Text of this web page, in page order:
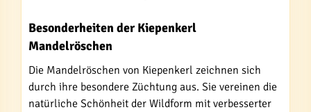
Besonderheiten der Kiepenkerl
Mandelröschen
Die Mandelröschen von Kiepenkerl zeichnen sich
durch ihre besondere Züchtung aus. Sie vereinen die
natürliche Schönheit der Wildform mit verbesserter